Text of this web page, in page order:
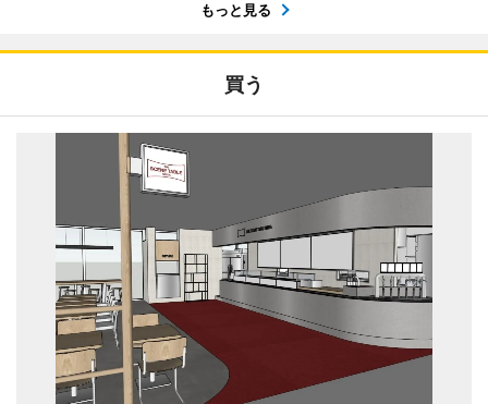
もっと見る
買う